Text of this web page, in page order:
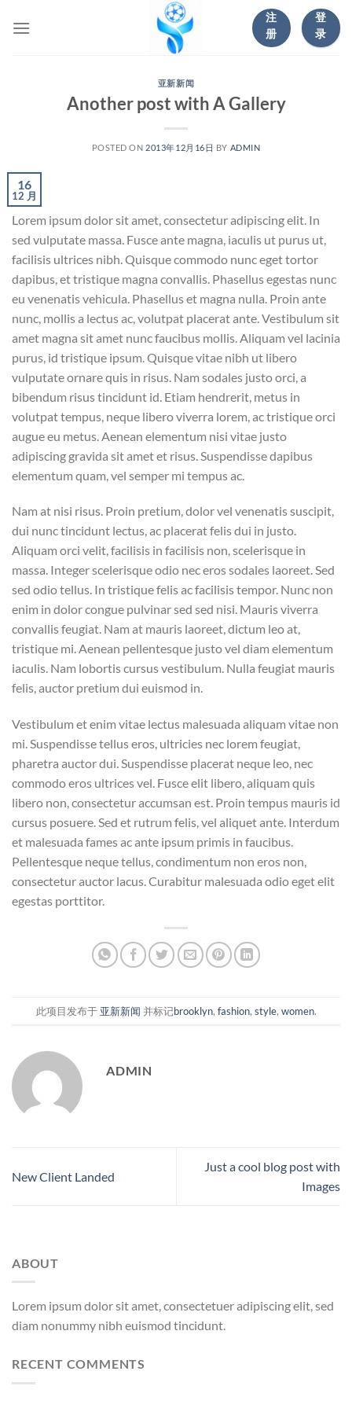
注
册
登
录
亚新新闻
Another post with A Gallery
POSTED ON 2013年12月16日 BY ADMIN
16
12 月
Lorem ipsum dolor sit amet, consectetur adipiscing elit. In
sed vulputate massa. Fusce ante magna, iaculis ut purus ut,
facilisis ultrices nibh. Quisque commodo nunc eget tortor
dapibus, et tristique magna convallis. Phasellus egestas nunc
eu venenatis vehicula. Phasellus et magna nulla. Proin ante
nunc, mollis a lectus ac, volutpat placerat ante. Vestibulum sit
amet magna sit amet nunc faucibus mollis. Aliquam vel lacinia
purus, id tristique ipsum. Quisque vitae nibh ut libero
vulputate ornare quis in risus. Nam sodales justo orci, a
bibendum risus tincidunt id. Etiam hendrerit, metus in
volutpat tempus, neque libero viverra lorem, ac tristique orci
augue eu metus. Aenean elementum nisi vitae justo
adipiscing gravida sit amet et risus. Suspendisse dapibus
elementum quam, vel semper mi tempus ac.
Nam at nisi risus. Proin pretium, dolor vel venenatis suscipit,
dui nunc tincidunt lectus, ac placerat felis dui in justo.
Aliquam orci velit, facilisis in facilisis non, scelerisque in
massa. Integer scelerisque odio nec eros sodales laoreet. Sed
sed odio tellus. In tristique felis ac facilisis tempor. Nunc non
enim in dolor congue pulvinar sed sed nisi. Mauris viverra
convallis feugiat. Nam at mauris laoreet, dictum leo at,
tristique mi. Aenean pellentesque justo vel diam elementum
iaculis. Nam lobortis cursus vestibulum. Nulla feugiat mauris
felis, auctor pretium dui euismod in.
Vestibulum et enim vitae lectus malesuada aliquam vitae non
mi. Suspendisse tellus eros, ultricies nec lorem feugiat,
pharetra auctor dui. Suspendisse placerat neque leo, nec
commodo eros ultrices vel. Fusce elit libero, aliquam quis
libero non, consectetur accumsan est. Proin tempus mauris id
cursus posuere. Sed et rutrum felis, vel aliquet ante. Interdum
et malesuada fames ac ante ipsum primis in faucibus.
Pellentesque neque tellus, condimentum non eros non,
consectetur auctor lacus. Curabitur malesuada odio eget elit
egestas porttitor.
此项目发布于 亚新新闻 并标记brooklyn, fashion, style, women.
ADMIN
New Client Landed
Just a cool blog post with
Images
ABOUT
Lorem ipsum dolor sit amet, consectetuer adipiscing elit, sed
diam nonummy nibh euismod tincidunt.
RECENT COMMENTS